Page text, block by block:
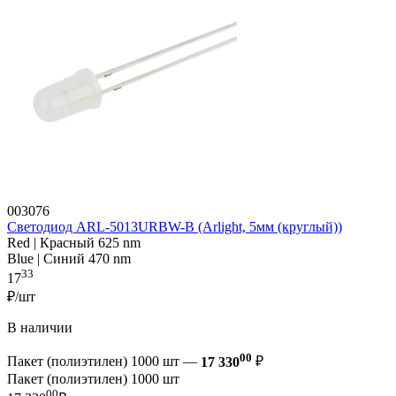
003076
Светодиод ARL-5013URBW-B (Arlight, 5мм (круглый))
Red | Красный 625 nm
Blue | Синий 470 nm
1733
₽/шт
В наличии
Пакет (полиэтилен) 1000 шт — 17 33000 ₽
Пакет (полиэтилен) 1000 шт